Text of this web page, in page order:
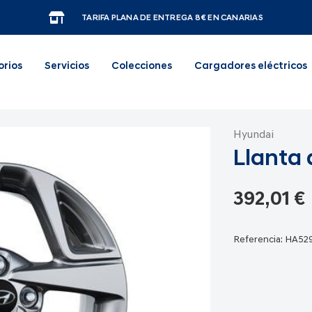
TARIFA PLANA DE ENTREGA 8€ EN CANARIAS
Servicios Colecciones Cargadores eléctricos
Hyundai
Llanta
392,01 €
Referencia: